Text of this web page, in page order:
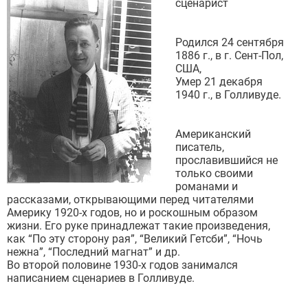
сценарист
Родился 24 сентября
1886 г., в г. Сент-Пол,
США,
Умер 21 декабря
1940 г., в Голливуде.
Американский
писатель,
прославившийся не
только своими
романами и
рассказами, открывающими перед читателями
Америку 1920-х годов, но и роскошным образом
жизни. Его руке принадлежат такие произведения,
как “По эту сторону рая”, “Великий Гетсби”, “Ночь
нежна”, “Последний магнат” и др.
Во второй половине 1930-х годов занимался
написанием сценариев в Голливуде.